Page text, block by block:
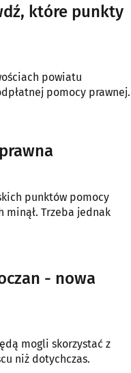
które punkty
powiatu
pomocy prawnej.
punktów pomocy
minął. Trzeba jednak
- nowa
mogli skorzystać z
niż dotychczas.